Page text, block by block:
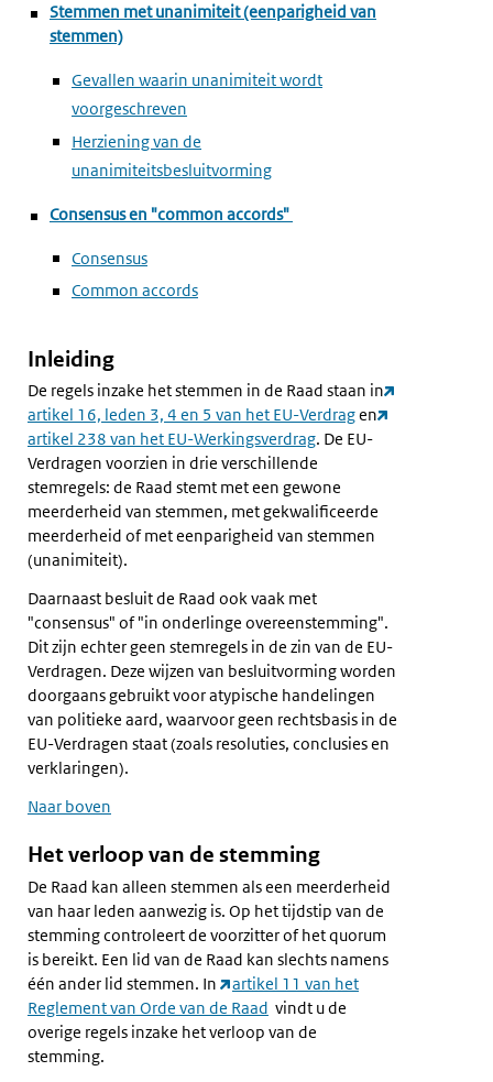
Stemmen met unanimiteit (eenparigheid van
stemmen)
Gevallen waarin unanimiteit wordt
voorgeschreven
Herziening van de
unanimiteitsbesluitvorming
Consensus en "common accords"
Consensus
Common accords
Inleiding
De regels inzake het stemmen in de Raad staan in
artikel 16, leden 3, 4 en 5 van het EU-Verdragen
artikel 238 van het EU-Werkingsverdrag. De EU-
Verdragen voorzien in drie verschillende
stemregels: de Raad stemt met een gewone
meerderheid van stemmen, met gekwalificeerde
meerderheid of met eenparigheid van stemmen
(unanimiteit).
Daarnaast besluit de Raad ook vaak met
"consensus" of "in onderlinge overeenstemming".
Dit zijn echter geen stemregels in de zin van de EU-
Verdragen. Deze wijzen van besluitvorming worden
doorgaans gebruikt voor atypische handelingen
van politieke aard, waarvoor geen rechtsbasis in de
EU-Verdragen staat (zoals resoluties, conclusies en
verklaringen).
Naar boven
Het verloop van de stemming
De Raad kan alleen stemmen als een meerderheid
van haar leden aanwezig is. Op het tijdstip van de
stemming controleert de voorzitter of het quorum
is bereikt. Een lid van de Raad kan slechts namens
één ander lid stemmen. In
artikel 11 van het
Reglement van Orde van de Raad vindt u de
overige regels inzake het verloop van de
stemming.